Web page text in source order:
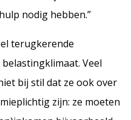
nodig hebben.”
terugkerende
Veel
bij stil dat ze ook over
zijn: ze moeten